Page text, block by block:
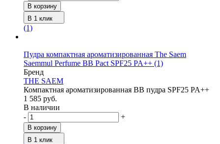
В корзину
В 1 клик
(1)
Пудра компактная ароматизированная The Saem
Saemmul Perfume BB Pact SPF25 PA++ (1)
Бренд
THE SAEM
Компактная ароматизированная BB пудра SPF25 PA++
1 585 руб.
В наличии
-
+
В корзину
В 1 клик